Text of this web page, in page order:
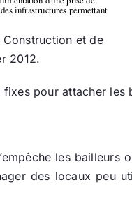
Construction et de
2012.
pour attacher les
les bailleurs
des locaux peu